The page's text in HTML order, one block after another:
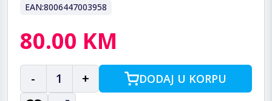
EAN:8006447003958
80.00 KM
- 1 + DODAJ U KORPU